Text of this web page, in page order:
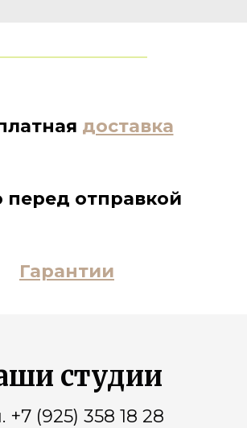
доставка
перед отправкой
Гарантии
студии
+7 (925) 358 18 28